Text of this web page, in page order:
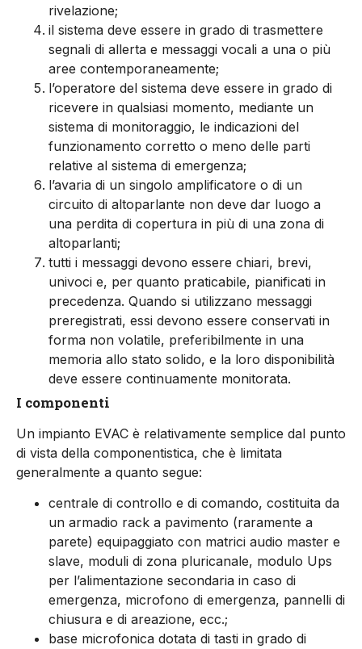
rivelazione;
il sistema deve essere in grado di trasmettere
segnali di allerta e messaggi vocali a una o più
aree contemporaneamente;
l’operatore del sistema deve essere in grado di
ricevere in qualsiasi momento, mediante un
sistema di monitoraggio, le indicazioni del
funzionamento corretto o meno delle parti
relative al sistema di emergenza;
l’avaria di un singolo amplificatore o di un
circuito di altoparlante non deve dar luogo a
una perdita di copertura in più di una zona di
altoparlanti;
tutti i messaggi devono essere chiari, brevi,
univoci e, per quanto praticabile, pianificati in
precedenza. Quando si utilizzano messaggi
preregistrati, essi devono essere conservati in
forma non volatile, preferibilmente in una
memoria allo stato solido, e la loro disponibilità
deve essere continuamente monitorata.
I componenti
Un impianto EVAC è relativamente semplice dal punto
di vista della componentistica, che è limitata
generalmente a quanto segue:
centrale di controllo e di comando, costituita da
un armadio rack a pavimento (raramente a
parete) equipaggiato con matrici audio master e
slave, moduli di zona pluricanale, modulo Ups
per l’alimentazione secondaria in caso di
emergenza, microfono di emergenza, pannelli di
chiusura e di areazione, ecc.;
base microfonica dotata di tasti in grado di